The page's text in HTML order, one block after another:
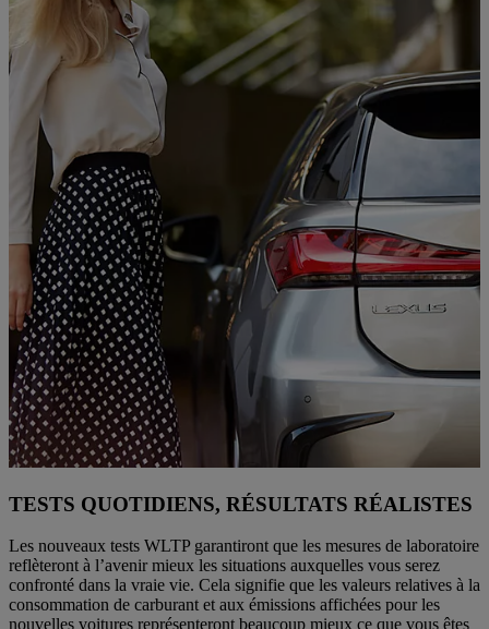
TESTS QUOTIDIENS, RÉSULTATS RÉALISTES
Les nouveaux tests WLTP garantiront que les mesures de laboratoire
reflèteront à l’avenir mieux les situations auxquelles vous serez
confronté dans la vraie vie. Cela signifie que les valeurs relatives à la
consommation de carburant et aux émissions affichées pour les
nouvelles voitures représenteront beaucoup mieux ce que vous êtes